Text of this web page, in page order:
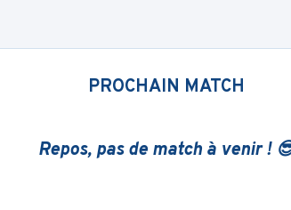
PROCHAIN MATCH
Repos, pas de match à venir !